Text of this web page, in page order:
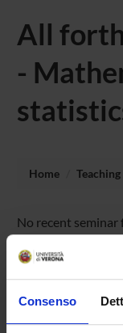
Consenso
All
-
Home Teaching
No recent
and statistics .